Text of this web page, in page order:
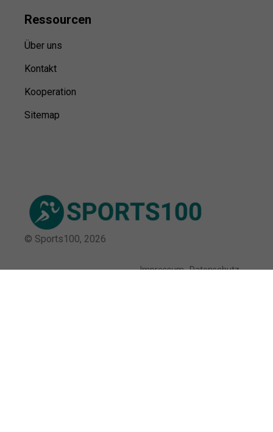
Ressourcen
Über uns
Kontakt
Kooperation
Sitemap
© Sports100, 2026
Impressum Datenschutz